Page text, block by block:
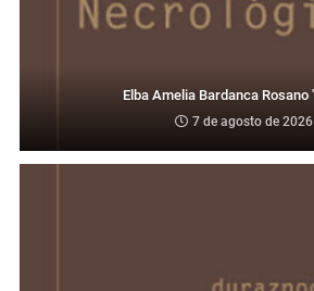
Elba Amelia Bardanca Rosano
7 de agosto de 2026